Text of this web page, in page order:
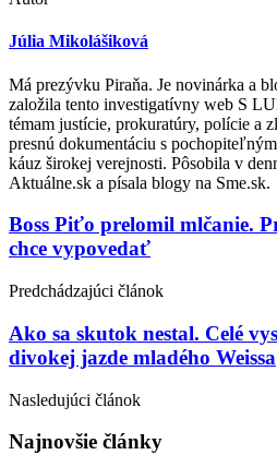
Júlia Mikolášiková
Má prezývku Piraňa. Je novinárka a
založila tento investigatívny web S
témam justície, prokuratúry, polície a
presnú dokumentáciu s
káuz širokej verejnosti. Pôsobila v
Aktuálne.sk a písala blogy na Sme.sk.
Post
navigation
Boss Piťo prelomil mlčanie.
chce vypovedať
Predchádzajúci článok
Ako sa skutok nestal. Celé
divokej jazde mladého Weissa
Nasledujúci článok
Najnovšie články